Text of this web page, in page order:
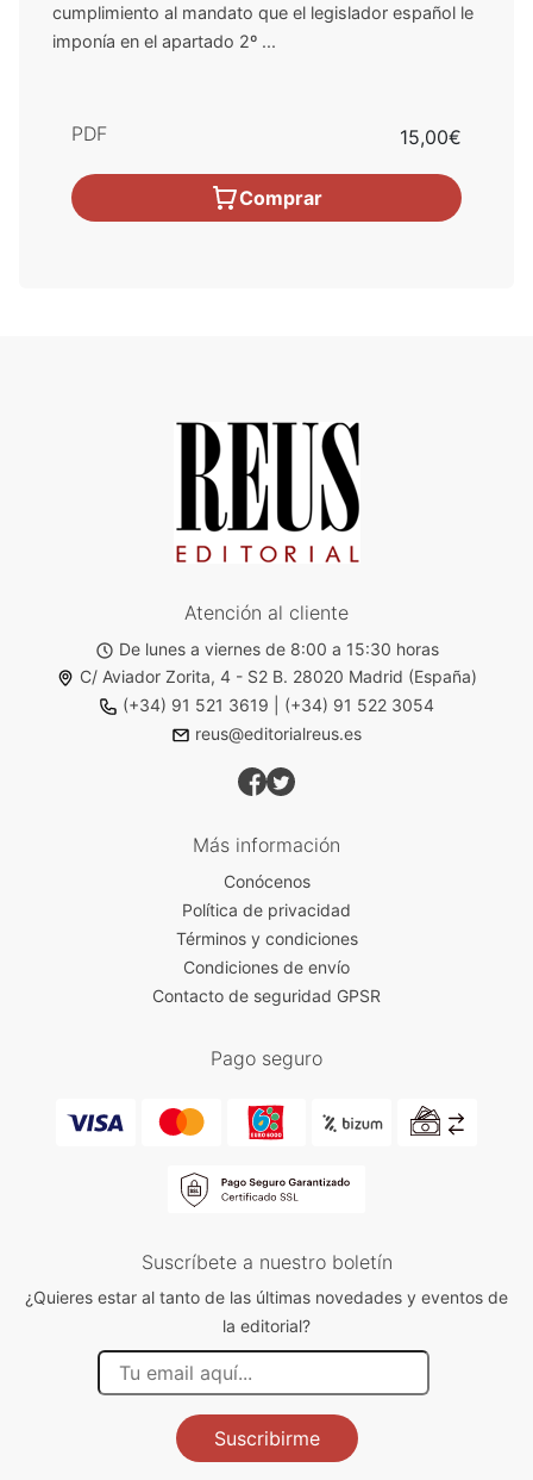
cumplimiento al mandato que el legislador español le
imponía en el apartado 2º ...
PDF 15,00€
Comprar
Atención al cliente
De lunes a viernes de 8:00 a 15:30 horas
C/ Aviador Zorita, 4 - S2 B. 28020 Madrid (España)
(+34) 91 521 3619
(+34) 91 522 3054
reus@editorialreus.es
Más información
Conócenos
Política de privacidad
Términos y condiciones
Condiciones de envío
Contacto de seguridad GPSR
Pago seguro
Suscríbete a nuestro boletín
¿Quieres estar al tanto de las últimas novedades y eventos de
la editorial?
Suscribirme